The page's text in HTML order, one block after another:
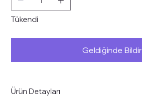
Tükendi
Geldiğinde Bildir
Ürün Detayları